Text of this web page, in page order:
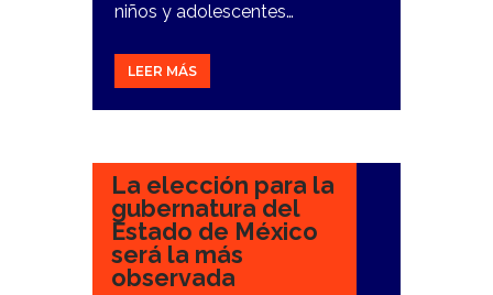
niños y adolescentes…
LEER MÁS
17
La elección para la
gubernatura del
Estado de México
será la más
observada